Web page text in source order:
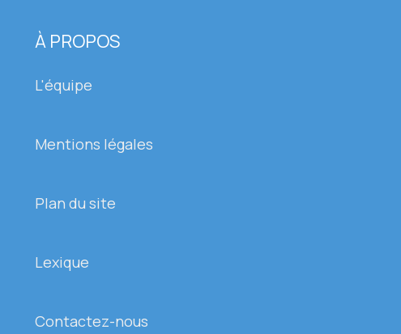
À PROPOS
L'équipe
Mentions légales
Plan du site
Lexique
Contactez-nous